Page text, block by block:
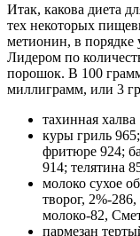
Итак, какова диета
тех некоторых
метионин, в порядке
Лидером по
порошок. В 100
миллиграмм, или 3
тахинная халва
куры гриль
фритюре 924;
914; телятина
молоко сухое
творог, 2%-
молоко-82,
пармезан